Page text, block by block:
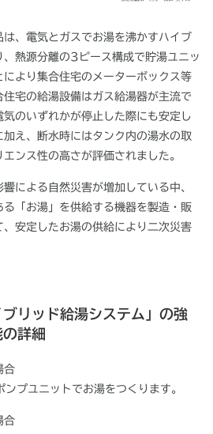
、電気とガスでお湯を沸かすハイブ
、熱源分離の3 ピース構成で貯湯ユニッ
により集合住宅のメーターボックス等
宅の給湯設備はガス給湯器が主流で
のいずれかが停止した際にも安定し
え、断水時にはタンク内の湯水の取
ンス性の高さが評価されました。
による自然災害が増加している中、
「お湯」を供給する機器を製造・販
安定したお湯の供給により二次災害
ブリッド給湯システム」の強
詳細
合
プユニットでお湯をつくります。
合